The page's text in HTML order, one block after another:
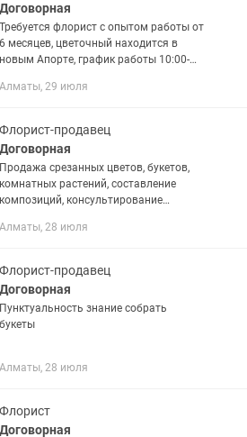
Договорная
Требуется флорист с опытом работы от
6 месяцев, цветочный находится в
новым Апорте, график работы 10:00-
Алматы, 29 июля
Флорист-продавец
Договорная
Продажа срезанных цветов, букетов,
комнатных растений, составление
композиций, консультирование
магазина и др. Все вопросы и
8.00 до...
Алматы, 28 июля
Флорист-продавец
Договорная
Пунктуальность знание собрать
букеты
Алматы, 28 июля
Флорист
Договорная